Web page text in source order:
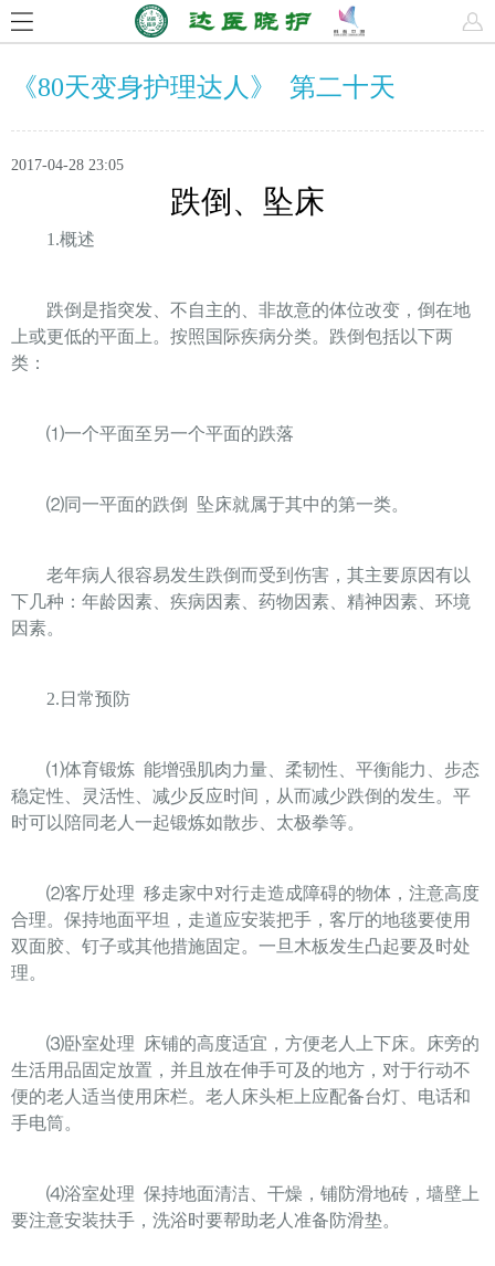
《80天变身护理达人》 第二十天
2017-04-28 23:05
跌倒、坠床
1.概述
跌倒是指突发、不自主的、非故意的体位改变，倒在地
上或更低的平面上。按照国际疾病分类。跌倒包括以下两
类：
⑴一个平面至另一个平面的跌落
⑵同一平面的跌倒 坠床就属于其中的第一类。
老年病人很容易发生跌倒而受到伤害，其主要原因有以
下几种：年龄因素、疾病因素、药物因素、精神因素、环境
因素。
2. 日常预防
⑴体育锻炼 能增强肌肉力量、柔韧性、平衡能力、步态
稳定性、灵活性、减少反应时间，从而减少跌倒的发生。平
时可以陪同老人一起锻炼如散步、太极拳等。
⑵客厅处理 移走家中对行走造成障碍的物体，注意高度
合理。保持地面平坦，走道应安装把手，客厅的地毯要使用
双面胶、钉子或其他措施固定。一旦木板发生凸起要及时处
理。
⑶卧室处理
床铺的高度适宜，方便老人上下床。床旁的
生活用品固定放置，并且放在伸手可及的地方，对于行动不
便的老人适当使用床栏。老人床头柜上应配备台灯、电话和
手电筒。
⑷浴室处理 保持地面清洁、干燥，铺防滑地砖，墙壁上
要注意安装扶手，洗浴时要帮助老人准备防滑垫。